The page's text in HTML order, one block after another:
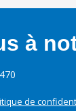
à
de